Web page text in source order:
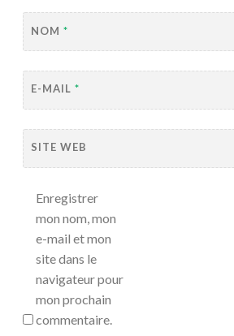
NOM *
E-MAIL *
SITE WEB
Enregistrer
mon nom, mon
e-mail et mon
site dans le
navigateur pour
mon prochain
commentaire.